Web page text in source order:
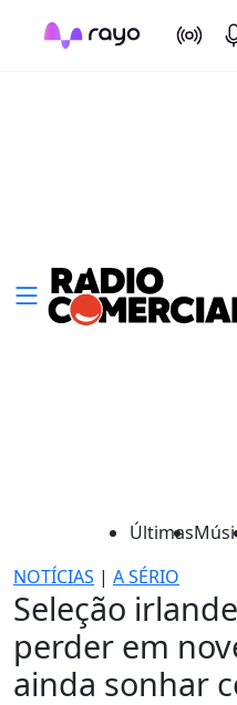
On Air
Últimas
NOTÍCIAS | A SÉRIO
Seleção
perder em
ainda sonhar